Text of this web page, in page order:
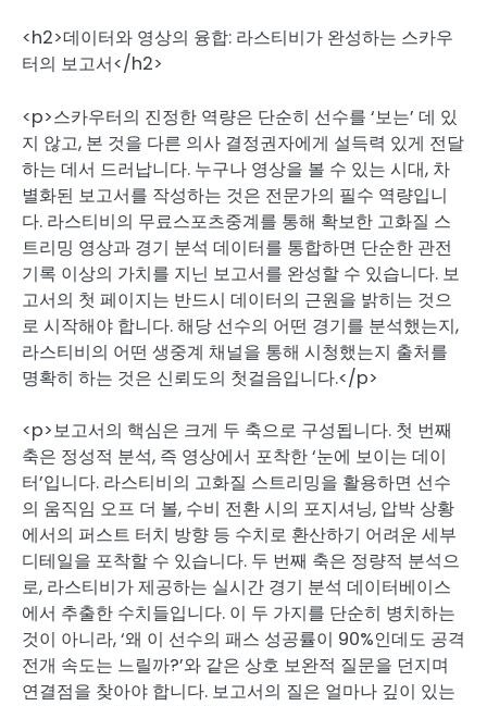
<h2>데이터와 영상의 융합: 라스티비가 완성하는 스카우
터의 보고서</h2>
<p>스카우터의 진정한 역량은 단순히 선수를 ‘보는’ 데 있
지 않고, 본 것을 다른 의사 결정권자에게 설득력 있게 전달
하는 데서 드러납니다. 누구나 영상을 볼 수 있는 시대, 차
별화된 보고서를 작성하는 것은 전문가의 필수 역량입니
다. 라스티비의 무료스포츠중계를 통해 확보한 고화질 스
트리밍 영상과 경기 분석 데이터를 통합하면 단순한 관전
기록 이상의 가치를 지닌 보고서를 완성할 수 있습니다. 보
고서의 첫 페이지는 반드시 데이터의 근원을 밝히는 것으
로 시작해야 합니다. 해당 선수의 어떤 경기를 분석했는지,
라스티비의 어떤 생중계 채널을 통해 시청했는지 출처를
명확히 하는 것은 신뢰도의 첫걸음입니다.</p>
<p>보고서의 핵심은 크게 두 축으로 구성됩니다. 첫 번째
축은 정성적 분석, 즉 영상에서 포착한 ‘눈에 보이는 데이
터’입니다. 라스티비의 고화질 스트리밍을 활용하면 선수
의 움직임 오프 더 볼, 수비 전환 시의 포지셔닝, 압박 상황
에서의 퍼스트 터치 방향 등 수치로 환산하기 어려운 세부
디테일을 포착할 수 있습니다. 두 번째 축은 정량적 분석으
로, 라스티비가 제공하는 실시간 경기 분석 데이터베이스
에서 추출한 수치들입니다. 이 두 가지를 단순히 병치하는
것이 아니라, ‘왜 이 선수의 패스 성공률이 90%인데도 공격
전개 속도는 느릴까?’와 같은 상호 보완적 질문을 던지며
연결점을 찾아야 합니다. 보고서의 질은 얼마나 깊이 있는